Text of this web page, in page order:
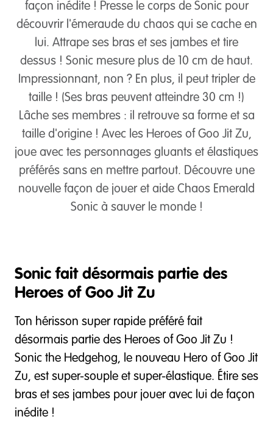
façon inédite ! Presse le corps de Sonic pour
découvrir l'émeraude du chaos qui se cache en
lui. Attrape ses bras et ses jambes et tire
dessus ! Sonic mesure plus de 10 cm de haut.
Impressionnant, non ? En plus, il peut tripler de
taille ! (Ses bras peuvent atteindre 30 cm !)
Lâche ses membres : il retrouve sa forme et sa
taille d'origine ! Avec les Heroes of Goo Jit Zu,
joue avec tes personnages gluants et élastiques
préférés sans en mettre partout. Découvre une
nouvelle façon de jouer et aide Chaos Emerald
Sonic à sauver le monde !
Sonic fait désormais partie des
Heroes of Goo Jit Zu
Ton hérisson super rapide préféré fait
désormais partie des Heroes of Goo Jit Zu !
Sonic the Hedgehog, le nouveau Hero of Goo Jit
Zu, est super-souple et super-élastique. Étire ses
bras et ses jambes pour jouer avec lui de façon
inédite !